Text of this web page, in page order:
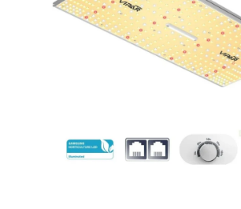
Geschäftsbewertung Kaufberatung AGB
Datenschutzerklärung Impressum